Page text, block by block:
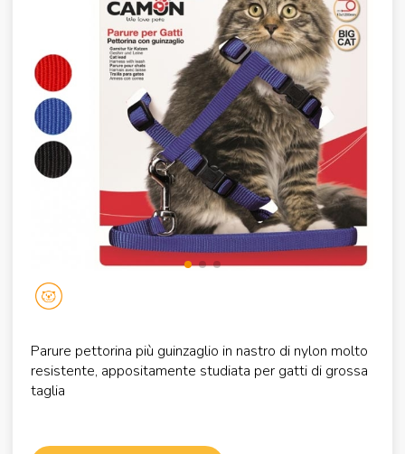
Parure pettorina più guinzaglio in nastro di nylon molto
resistente, appositamente studiata per gatti di grossa
taglia